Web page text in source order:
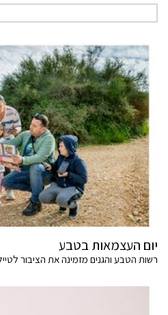
יום העצמאות בטבע
רשות הטבע והגנים מזמינה את הציבור